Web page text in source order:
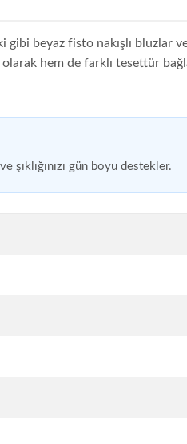
beyaz fisto nakışlı bluzlar
hem de farklı tesettür
gün boyu destekler.